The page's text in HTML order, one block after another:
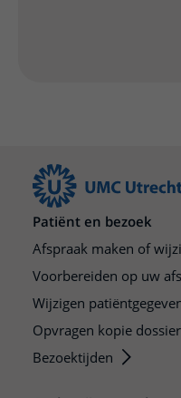
Patiënt en bezoek
Afspraak maken of
Voorbereiden op uw
Wijzigen
Opvragen kopie dossier
Bezoektijden